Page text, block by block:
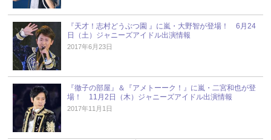
『天才！志村どうぶつ園 』に嵐・大野智が登場！ 6月24
日（土）ジャニーズアイドル出演情報
2017年6月23日
『徹子の部屋』＆『アメトーーク！』に嵐・二宮和也が登
場！ 11月2日（木）ジャニーズアイドル出演情報
2017年11月1日